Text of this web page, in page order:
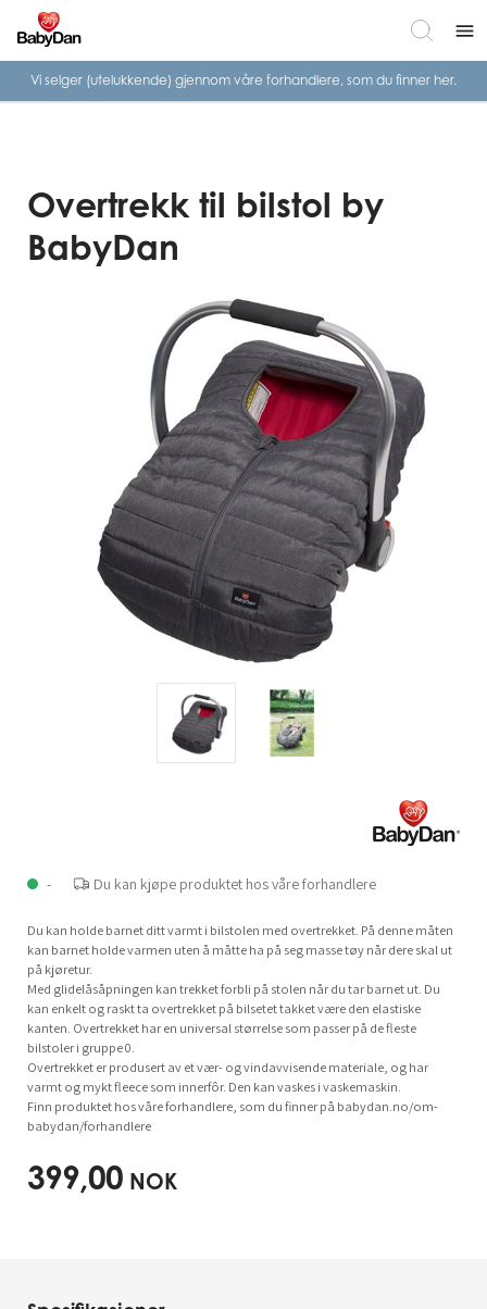
menu
Vi selger (utelukkende) gjennom våre forhandlere, som du finner her.
- Du kan kjøpe produktet hos våre forhandlere
Du kan holde barnet ditt varmt i bilstolen med overtrekket. På denne måten
kan barnet holde varmen uten å måtte ha på seg masse tøy når dere skal ut
på kjøretur.
Med glidelåsåpningen kan trekket forbli på stolen når du tar barnet ut. Du
kan enkelt og raskt ta overtrekket på bilsetet takket være den elastiske
kanten. Overtrekket har en universal størrelse som passer på de fleste
bilstoler i gruppe 0.
Overtrekket er produsert av et vær- og vindavvisende materiale, og har
varmt og mykt fleece som innerfôr. Den kan vaskes i vaskemaskin.
Finn produktet hos våre forhandlere, som du finner på babydan.no/om-
babydan/forhandlere
399,00 NOK
Overtrekk til bilstol by
BabyDan